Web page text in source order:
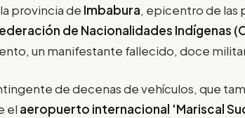
provincia de Imbabura, epicentro de las
de Nacionalidades Indígenas
un manifestante fallecido, doce
de decenas de vehículos, que
el aeropuerto internacional 'Mariscal